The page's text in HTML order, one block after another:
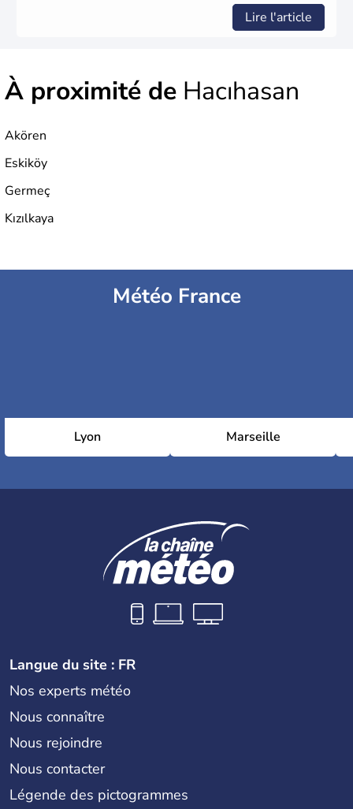
Lire l'article
À proximité de Hacıhasan
Akören
Eskiköy
Germeç
Kızılkaya
Météo France
Lyon Marseille
Langue du site : FR
Nos experts météo
Nous connaître
Nous rejoindre
Nous contacter
Légende des pictogrammes